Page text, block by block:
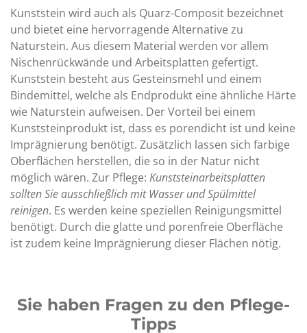
Kunststein wird auch als Quarz-Composit bezeichnet
und bietet eine hervorragende Alternative zu
Naturstein. Aus diesem Material werden vor allem
Nischenrückwände und Arbeitsplatten gefertigt.
Kunststein besteht aus Gesteinsmehl und einem
Bindemittel, welche als Endprodukt eine ähnliche Härte
wie Naturstein aufweisen. Der Vorteil bei einem
Kunststeinprodukt ist, dass es porendicht ist und keine
Imprägnierung benötigt. Zusätzlich lassen sich farbige
Oberflächen herstellen, die so in der Natur nicht
möglich wären. Zur Pflege: Kunststeinarbeitsplatten
sollten Sie ausschließlich mit Wasser und Spülmittel
reinigen. Es werden keine speziellen Reinigungsmittel
benötigt. Durch die glatte und porenfreie Oberfläche
ist zudem keine Imprägnierung dieser Flächen nötig.
Sie haben Fragen zu den Pflege-
Tipps